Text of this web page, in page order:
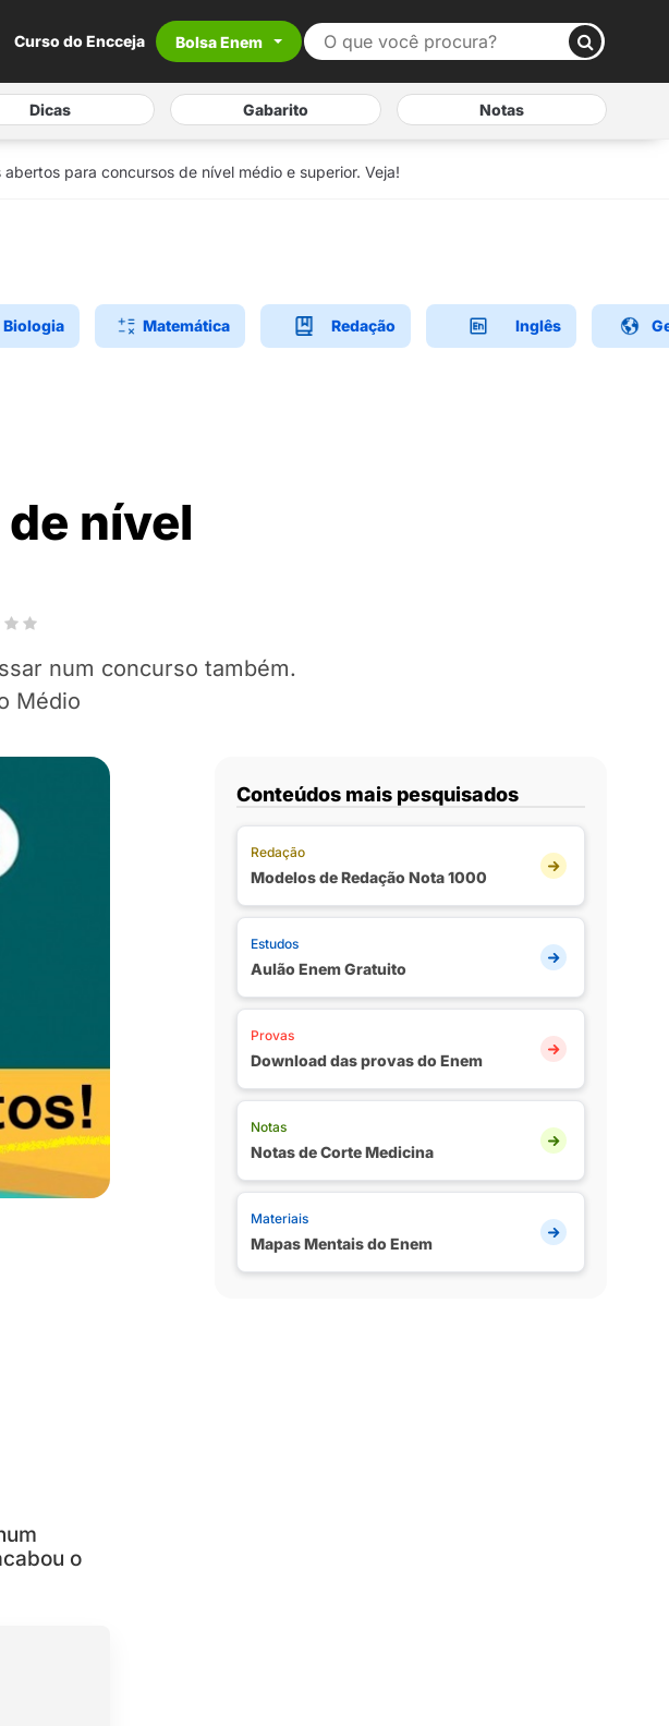
Curso do Encceja Bolsa Enem
Dicas Gabarito Notas
abertos para concursos de nível médio e superior. Veja!
Biologia Matemática Redação Inglês
nível
num concurso também.
Médio
o
Conteúdos mais pesquisados
Redação
Modelos de Redação Nota 1000
Estudos
Aulão Enem Gratuito
Provas
Download das provas do Enem
Notas
Notas de Corte Medicina
Materiais
Mapas Mentais do Enem